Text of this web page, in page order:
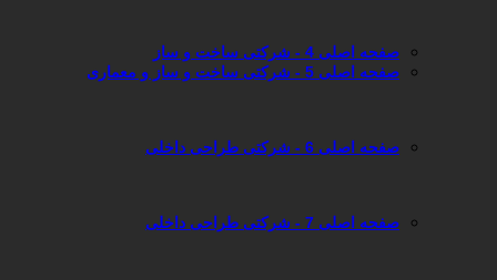
صفحه اصلی 4 - شرکتی ساخت و ساز
صفحه اصلی 5 - شرکتی ساخت و ساز و معماری
صفحه اصلی 6 - شرکتی طراحی داخلی
صفحه اصلی 7 - شرکتی طراحی داخلی